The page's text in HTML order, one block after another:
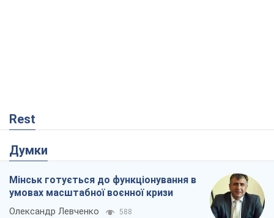
Rest
Думки
Мінськ готується до функціонування в
умовах масштабної воєнної кризи
Олександр Левченко 588